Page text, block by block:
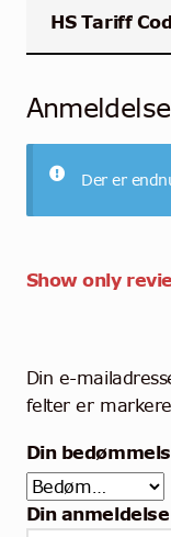
HS Tariff
Der er
Show only
Din e-
felter er
Din
Din anmeldelse